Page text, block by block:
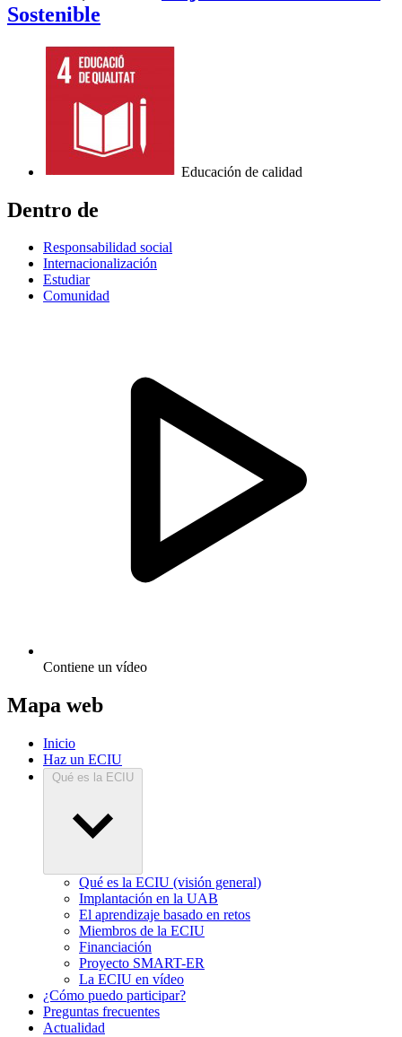
Sostenible
Educación de calidad
Dentro de
Responsabilidad social
Internacionalización
Estudiar
Comunidad
Contiene un vídeo
Mapa web
Inicio
Haz un ECIU
Qué es la ECIU
Qué es la ECIU (visión general)
Implantación en la UAB
El aprendizaje basado en retos
Miembros de la ECIU
Financiación
Proyecto SMART-ER
La ECIU en vídeo
¿Cómo puedo participar?
Preguntas frecuentes
Actualidad